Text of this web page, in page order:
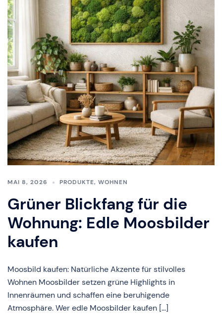
MAI 8, 2026 PRODUKTE, WOHNEN
Grüner Blickfang für die
Wohnung: Edle Moosbilder
kaufen
Moosbild kaufen: Natürliche Akzente für stilvolles
Wohnen Moosbilder setzen grüne Highlights in
Innenräumen und schaffen eine beruhigende
Atmosphäre. Wer edle Moosbilder kaufen […]